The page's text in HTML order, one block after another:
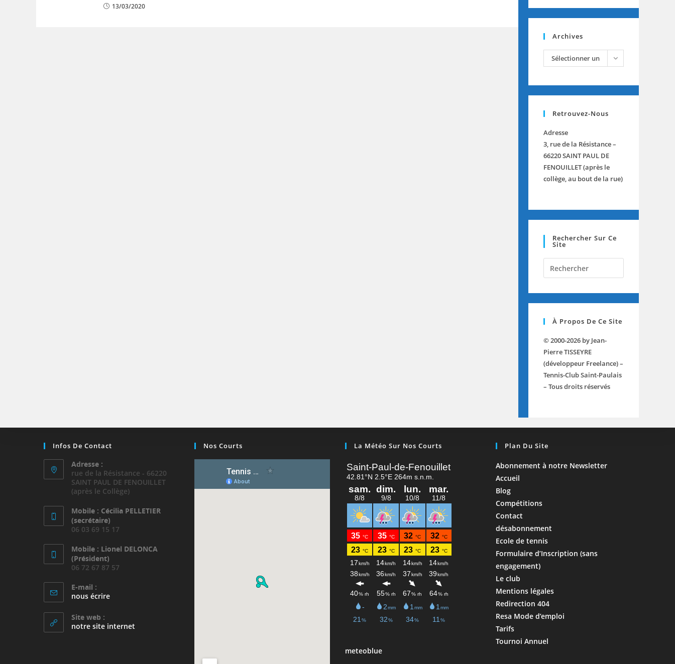
13/03/2020
Archives
archives
Sélectionner un
Retrouvez-Nous
Adresse
3, rue de la Résistance –
66220 SAINT PAUL DE
FENOUILLET (après le
collège, au bout de la rue)
Rechercher Sur Ce
Site
Escape
close
À Propos De Ce Site
© 2000-2026 by Jean-
Pierre TISSEYRE
(développeur Freelance) –
Tennis-Club Saint-Paulais
– Tous droits réservés
Infos De Contact
Adresse :
rue de la Résistance - 66220
SAINT PAUL DE FENOUILLET
(après le Collège)
Mobile : Cécilia PELLETIER
(secrétaire)
06 03 69 15 17
Mobile : Lionel DELONCA
(Président)
06 72 67 87 57
E-mail :
nous écrireS’ouvre
application
Site web :
notre site internet
Nos Courts La Météo Sur Nos Courts
meteoblue
Plan Du Site
Abonnement à notre Newsletter
Accueil
Blog
Compétitions
Contact
désabonnement
Ecole de tennis
Formulaire d’Inscription (sans
engagement)
Le club
Mentions légales
Redirection 404
Resa Mode d’emploi
Tarifs
Tournoi Annuel